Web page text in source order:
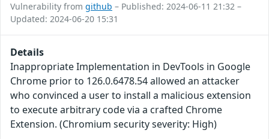
Vulnerability from github – Published: 2024-06-11 21:32 –
Updated: 2024-06-20 15:31
Details
Inappropriate Implementation in DevTools in Google
Chrome prior to 126.0.6478.54 allowed an attacker
who convinced a user to install a malicious extension
to execute arbitrary code via a crafted Chrome
Extension. (Chromium security severity: High)